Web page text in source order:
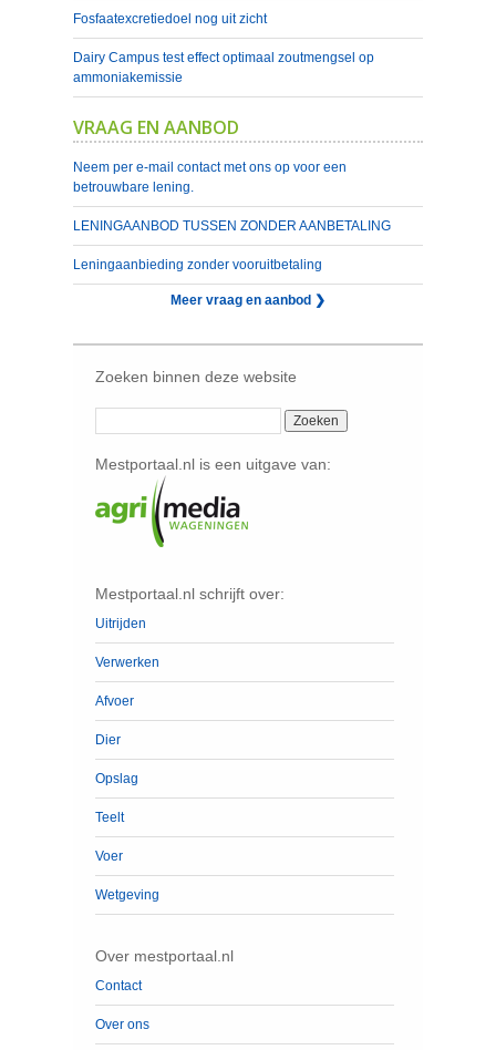
Fosfaatexcretiedoel nog uit zicht
Dairy Campus test effect optimaal zoutmengsel op
ammoniakemissie
VRAAG EN AANBOD
Neem per e-mail contact met ons op voor een
betrouwbare lening.
LENINGAANBOD TUSSEN ZONDER AANBETALING
Leningaanbieding zonder vooruitbetaling
Meer vraag en aanbod ❯
Zoeken binnen deze website
Mestportaal.nl is een uitgave van:
Mestportaal.nl schrijft over:
Uitrijden
Verwerken
Afvoer
Dier
Opslag
Teelt
Voer
Wetgeving
Over mestportaal.nl
Contact
Over ons